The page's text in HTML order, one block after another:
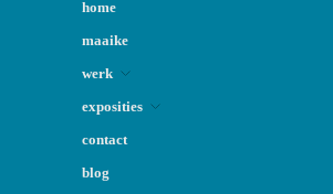
home
maaike
werk
exposities
contact
blog